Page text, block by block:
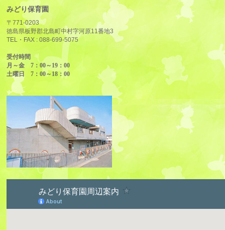
みどり保育園
〒771-0203
徳島県板野郡北島町中村字河原11番地3
TEL・FAX :088-699-5075
受付時間
月～金 7：00～19：00
土曜日 7：00～18：00